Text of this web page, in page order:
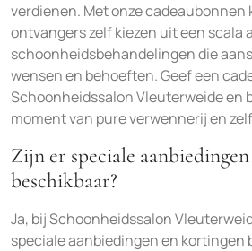
verdienen. Met onze cadeaubonnen
ontvangers zelf kiezen uit een scala
schoonheidsbehandelingen die
wensen en behoeften. Geef een
Schoonheidssalon Vleuterweide en
moment van pure verwennerij en
Zijn er speciale
beschikbaar?
Ja, bij Schoonheidssalon
speciale aanbiedingen en kortingen